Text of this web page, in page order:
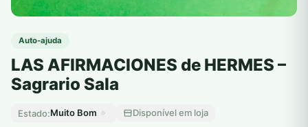
Auto-ajuda
LAS AFIRMACIONES de HERMES –
Sagrario Sala
Estado:Muito Bom Disponível em loja